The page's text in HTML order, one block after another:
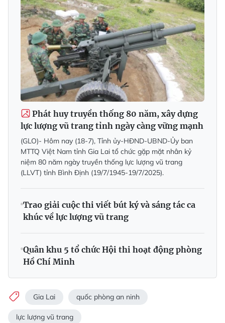
Phát huy truyền thống 80 năm, xây dựng
lực lượng vũ trang tỉnh ngày càng vững mạnh
(GLO)- Hôm nay (18-7), Tỉnh ủy-HĐND-UBND-Ủy ban
MTTQ Việt Nam tỉnh Gia Lai tổ chức gặp mặt nhân kỷ
niệm 80 năm ngày truyền thống lực lượng vũ trang
(LLVT) tỉnh Bình Định (19/7/1945-19/7/2025).
Trao giải cuộc thi viết bút ký và sáng tác ca
khúc về lực lượng vũ trang
Quân khu 5 tổ chức Hội thi hoạt động phòng
Hồ Chí Minh
Gia Lai quốc phòng an ninh
lực lượng vũ trang